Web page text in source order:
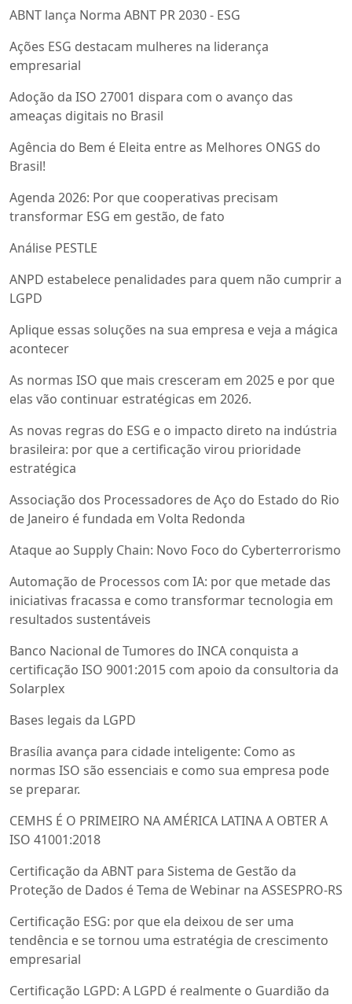
ABNT lança Norma ABNT PR 2030 - ESG
Ações ESG destacam mulheres na liderança
empresarial
Adoção da ISO 27001 dispara com o avanço das
ameaças digitais no Brasil
Agência do Bem é Eleita entre as Melhores ONGS do
Brasil!
Agenda 2026: Por que cooperativas precisam
transformar ESG em gestão, de fato
Análise PESTLE
ANPD estabelece penalidades para quem não cumprir a
LGPD
Aplique essas soluções na sua empresa e veja a mágica
acontecer
As normas ISO que mais cresceram em 2025 e por que
elas vão continuar estratégicas em 2026.
As novas regras do ESG e o impacto direto na indústria
brasileira: por que a certificação virou prioridade
estratégica
Associação dos Processadores de Aço do Estado do Rio
de Janeiro é fundada em Volta Redonda
Ataque ao Supply Chain: Novo Foco do Cyberterrorismo
Automação de Processos com IA: por que metade das
iniciativas fracassa e como transformar tecnologia em
resultados sustentáveis
Banco Nacional de Tumores do INCA conquista a
certificação ISO 9001:2015 com apoio da consultoria da
Solarplex
Bases legais da LGPD
Brasília avança para cidade inteligente: Como as
normas ISO são essenciais e como sua empresa pode
se preparar.
CEMHS É O PRIMEIRO NA AMÉRICA LATINA A OBTER A
ISO 41001:2018
Certificação da ABNT para Sistema de Gestão da
Proteção de Dados é Tema de Webinar na ASSESPRO-RS
Certificação ESG: por que ela deixou de ser uma
tendência e se tornou uma estratégia de crescimento
empresarial
Certificação LGPD: A LGPD é realmente o Guardião da